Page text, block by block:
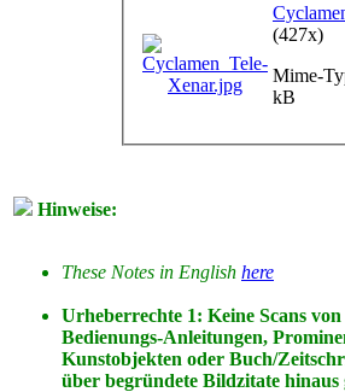
(427x)
Mime-
kB
Hinweise:
These Notes in English here
Urheberrechte 1: Keine Scans
Bedienungs-Anleitungen,
Kunstobjekten oder Buch/
über begründete Bildzitate hinaus